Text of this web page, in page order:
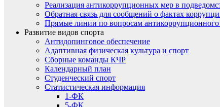
Реализация антикоррупционных мер в
Обратная связь для сообщений о фактах
Прямые линии по вопросам
Развитие видов спорта
Антидопинговое обеспечение
Адаптивная физическая культура и спорт
Сборные команды КЧР
Календарный план
Студенческий спорт
Статистическая информация
1-ФК
5-ФК